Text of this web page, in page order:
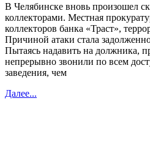
В Челябинске вновь произошел
коллекторами. Местная
коллекторов банка «Траст»,
Причиной атаки стала
Пытаясь надавить на должника,
непрерывно звонили по всем
заведения, чем
Далее...